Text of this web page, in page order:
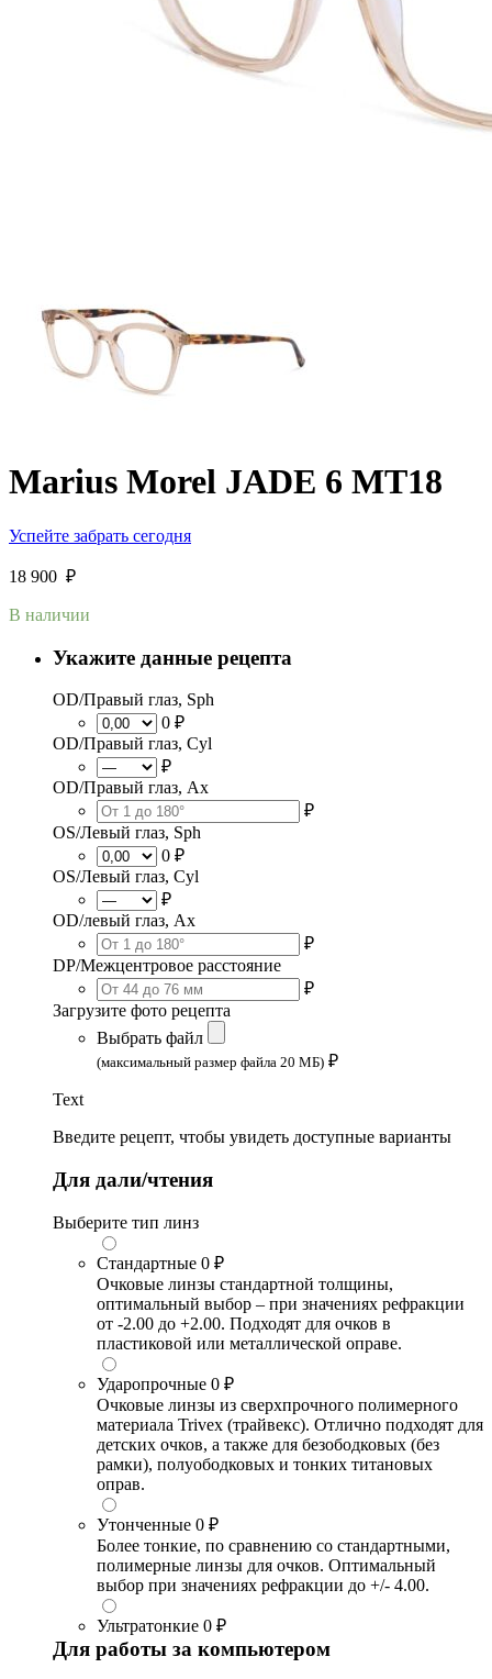
Marius Morel JADE 6 MT18
Успейте забрать сегодня
18 900 ₽
В наличии
Укажите данные рецепта
OD/Правый глаз, Sph
0 ₽
OD/Правый глаз, Cyl
₽
OD/Правый глаз, Ax
₽
OS/Левый глаз, Sph
0 ₽
OS/Левый глаз, Cyl
₽
OD/левый глаз, Ax
₽
DP/Межцентровое расстояние
₽
Загрузите фото рецепта
Выбрать файл
(максимальный размер файла 20 МБ) ₽
Text
Введите рецепт, чтобы увидеть доступные варианты
Для дали/чтения
Выберите тип линз
Стандартные 0 ₽
Очковые линзы стандартной толщины,
оптимальный выбор – при значениях рефракции
от -2.00 до +2.00. Подходят для очков в
пластиковой или металлической оправе.
Ударопрочные 0 ₽
Очковые линзы из сверхпрочного полимерного
материала Trivex (трайвекс). Отлично подходят для
детских очков, а также для безободковых (без
рамки), полуободковых и тонких титановых
оправ.
Утонченные 0 ₽
Более тонкие, по сравнению со стандартными,
полимерные линзы для очков. Оптимальный
выбор при значениях рефракции до +/- 4.00.
Ультратонкие 0 ₽
Для работы за компьютером